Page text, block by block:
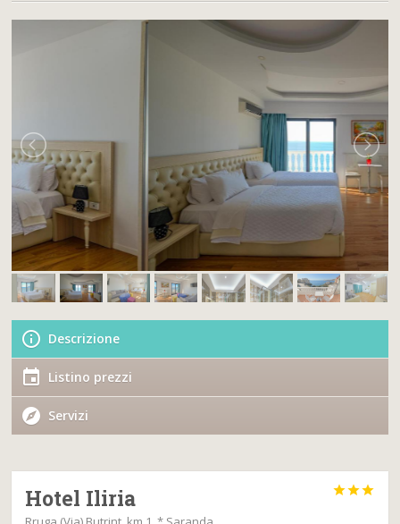
Descrizione
Listino prezzi
Servizi
Hotel Iliria 